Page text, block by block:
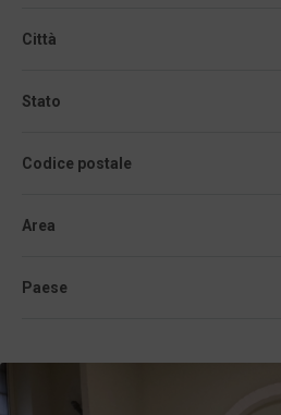
Città
Stato
Codice postale
Area
Paese